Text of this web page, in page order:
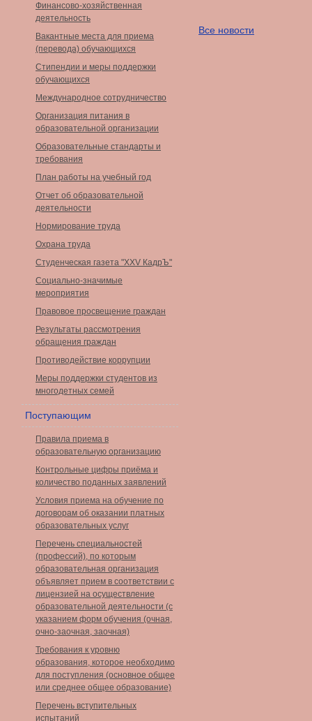
Финансово-хозяйственная
деятельность
Вакантные места для приема
(перевода) обучающихся
Стипендии и меры поддержки
обучающихся
Международное сотрудничество
Организация питания в
образовательной организации
Образовательные стандарты и
требования
План работы на учебный год
Отчет об образовательной
деятельности
Нормирование труда
Охрана труда
Студенческая газета "XXV КадрЪ"
Социально-значимые
мероприятия
Правовое просвещение граждан
Результаты рассмотрения
обращения граждан
Противодействие коррупции
Меры поддержки студентов из
многодетных семей
Поступающим
Правила приема в
образовательную организацию
Контрольные цифры приёма и
количество поданных заявлений
Условия приема на обучение по
договорам об оказании платных
образовательных услуг
Перечень специальностей
(профессий), по которым
образовательная организация
объявляет прием в соответствии с
лицензией на осуществление
образовательной деятельности (с
указанием форм обучения (очная,
очно-заочная, заочная)
Требования к уровню
образования, которое необходимо
для поступления (основное общее
или среднее общее образование)
Перечень вступительных
испытаний
Все новости